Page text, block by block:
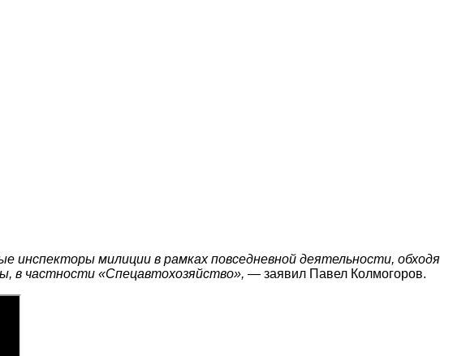
инспекторы милиции в рамках повседневной деятельности, обходя
в частности «Спецавтохозяйство», — заявил Павел Колмогоров.